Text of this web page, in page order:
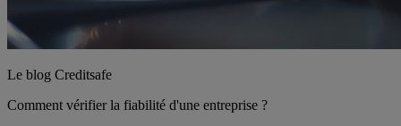
Le blog Creditsafe
Comment vérifier la fiabilité d'une entreprise ?